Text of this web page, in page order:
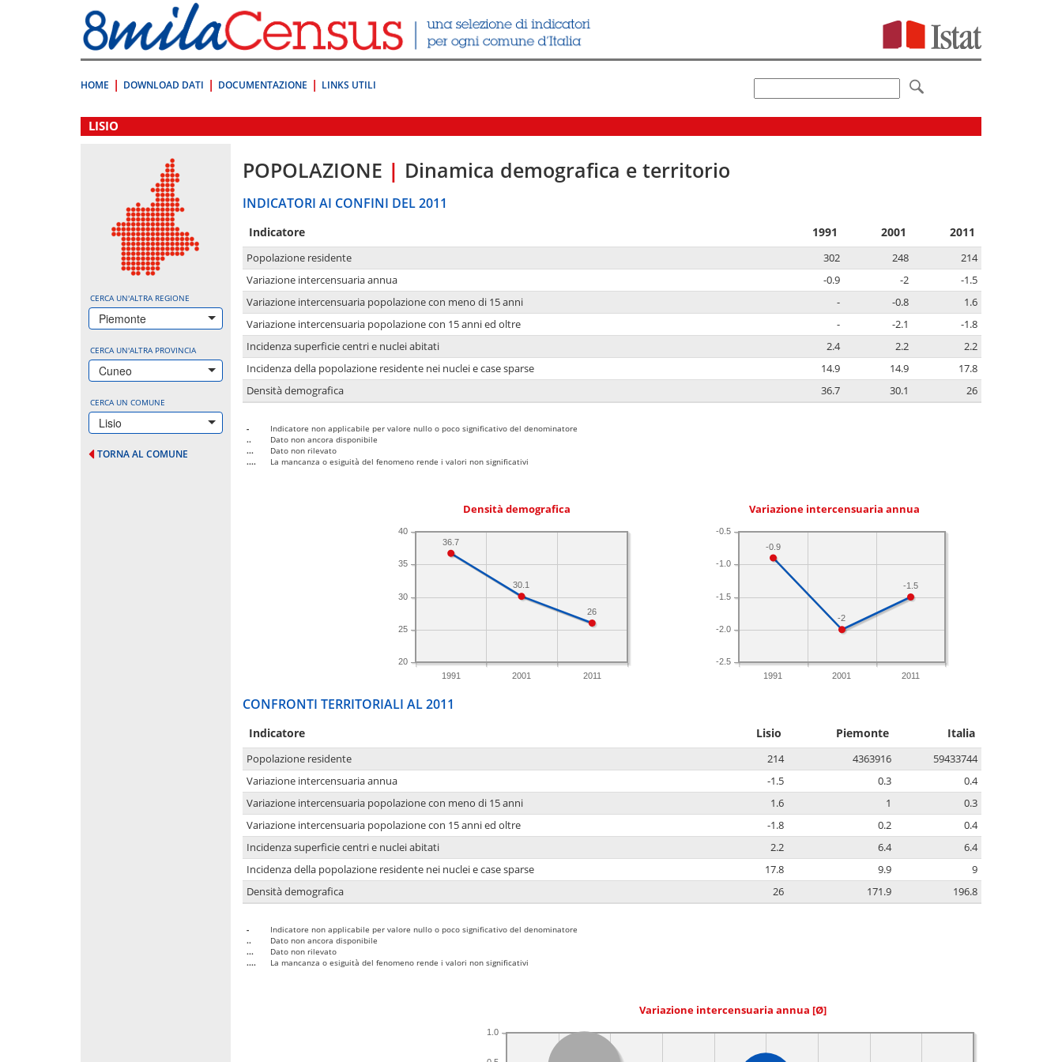
direttamente
a:
Contenuto
HOME DOWNLOAD DATI DOCUMENTAZIONE LINKS UTILI
LISIO
CERCA UN'ALTRA REGIONE
Piemonte
CERCA UN'ALTRA PROVINCIA
Cuneo
CERCA UN COMUNE
Lisio
TORNA AL COMUNE
POPOLAZIONE | Dinamica demografica e territorio
INDICATORI AI CONFINI DEL 2011
Indicatore 1991 2001 2011
Popolazione residente 302 248
214
Variazione intercensuaria annua
-0.9 -2
-1.5
Variazione intercensuaria popolazione con meno di 15 anni
- -0.8
1.6
Variazione intercensuaria popolazione con 15 anni ed oltre
- -2.1
-1.8
Incidenza superficie centri e nuclei abitati
2.4 2.2
2.2
Incidenza della popolazione residente nei nuclei e case sparse
14.9 14.9
17.8
Densità demografica
36.7 30.1 26
-
Indicatore non applicabile per valore nullo o poco significativo del denominatore
..
Dato non ancora disponibile
...
Dato non rilevato
....
La mancanza o esiguità del fenomeno rende i valori non significativi
Densità demografica
1991 2001 2011
20
25
30
35
40
26
30.1
36.7
Variazione intercensuaria annua
1991 2001 2011
-2.5
-2.0
-1.5
-1.0
-0.5
-1.5
-2
-0.9
CONFRONTI TERRITORIALI AL 2011
Indicatore Lisio Piemonte Italia
Popolazione residente 214 4363916
59433744
Variazione intercensuaria annua
-1.5 0.3
0.4
Variazione intercensuaria popolazione con meno di 15 anni
1.6 1
0.3
Variazione intercensuaria popolazione con 15 anni ed oltre
-1.8 0.2
0.4
Incidenza superficie centri e nuclei abitati
2.2 6.4
6.4
Incidenza della popolazione residente nei nuclei e case sparse
17.8 9.9
9
Densità demografica
26 171.9 196.8
-
Indicatore non applicabile per valore nullo o poco significativo del denominatore
..
Dato non ancora disponibile
...
Dato non rilevato
....
La mancanza o esiguità del fenomeno rende i valori non significativi
Variazione intercensuaria annua [Ø]
1.0